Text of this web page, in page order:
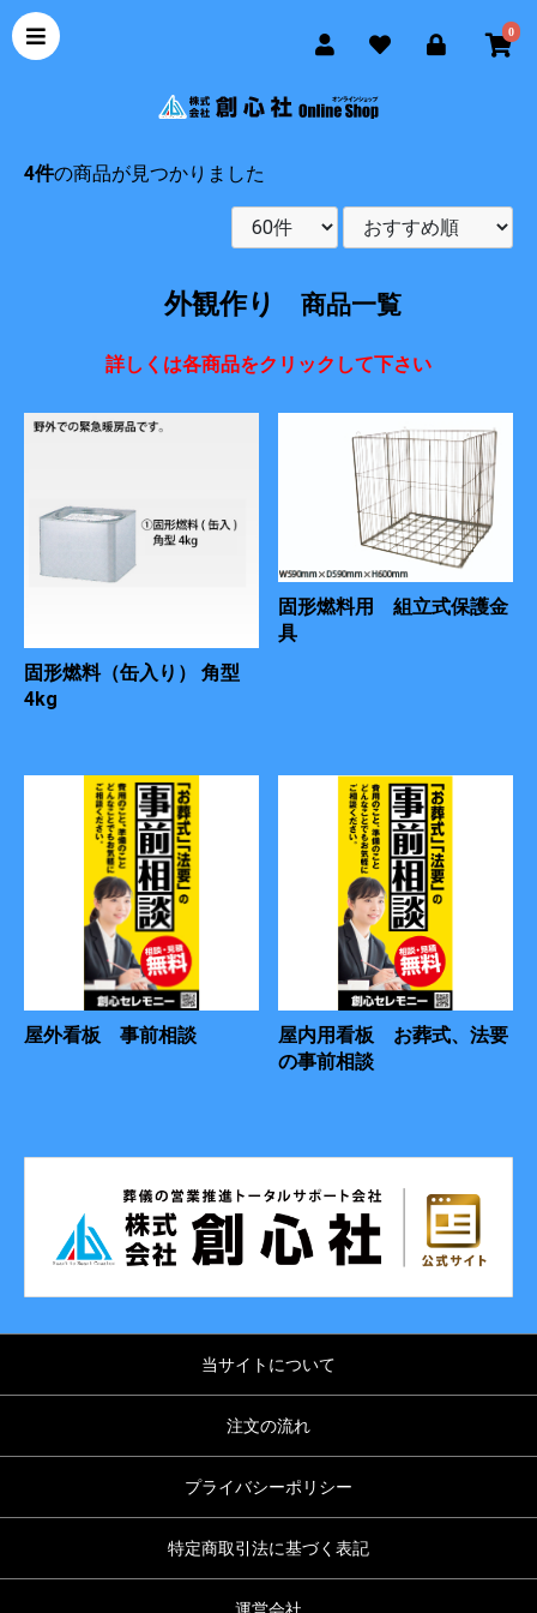
0
4件の商品が見つかりました
外観作り 商品一覧
詳しくは各商品をクリックして下さい
固形燃料（缶入り） 角型
4kg
固形燃料用 組立式保護金
具
屋外看板 事前相談
屋内用看板 お葬式、法要
の事前相談
当サイトについて
注文の流れ
プライバシーポリシー
特定商取引法に基づく表記
運営会社